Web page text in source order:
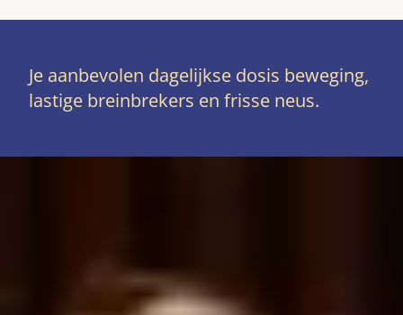
Je aanbevolen dagelijkse dosis beweging,
lastige breinbrekers en frisse neus.